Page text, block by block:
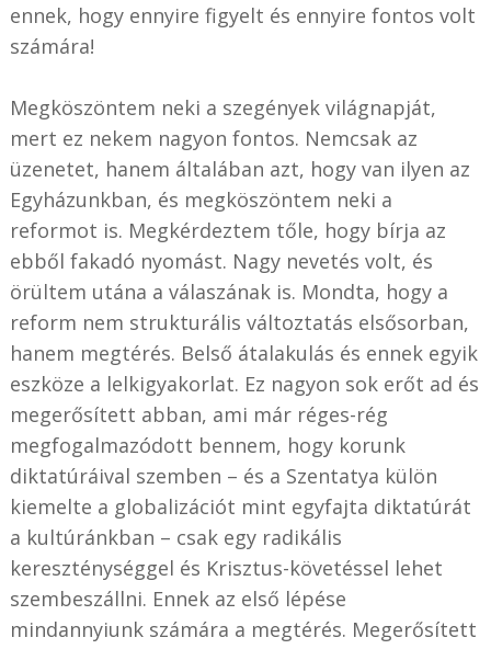
ennek, hogy ennyire figyelt és ennyire fontos volt
számára!
Megköszöntem neki a szegények világnapját,
mert ez nekem nagyon fontos. Nemcsak az
üzenetet, hanem általában azt, hogy van ilyen az
Egyházunkban, és megköszöntem neki a
reformot is. Megkérdeztem tőle, hogy bírja az
ebből fakadó nyomást. Nagy nevetés volt, és
örültem utána a válaszának is. Mondta, hogy a
reform nem strukturális változtatás elsősorban,
hanem megtérés. Belső átalakulás és ennek egyik
eszköze a lelkigyakorlat. Ez nagyon sok erőt ad és
megerősített abban, ami már réges-rég
megfogalmazódott bennem, hogy korunk
diktatúráival szemben – és a Szentatya külön
kiemelte a globalizációt mint egyfajta diktatúrát
a kultúránkban – csak egy radikális
kereszténységgel és Krisztus-követéssel lehet
szembeszállni. Ennek az első lépése
mindannyiunk számára a megtérés. Megerősített